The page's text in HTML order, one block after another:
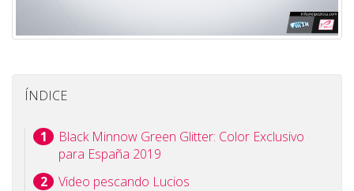
ÍNDICE
Black Minnow Green Glitter: Color Exclusivo
para España 2019
Video pescando Lucios